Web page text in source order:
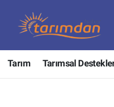
Tarım Tarımsal
Tarım
Hayvancılık
Nöbetçi Eczaneler
Hava Durumu